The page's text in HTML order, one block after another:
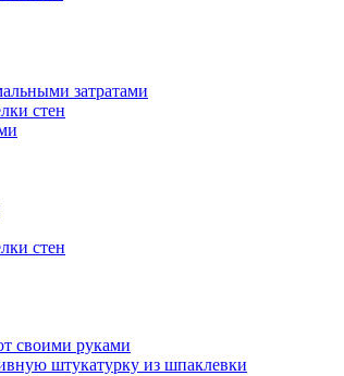
затратами
стен
стен
своими руками
штукатурку из шпаклевки